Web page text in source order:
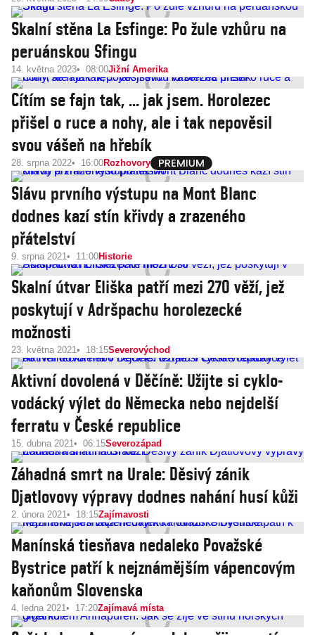
Skalní stěna La Esfinge: Po žule vzhůru na
peruánskou Sfingu
14. května 2023 08:00Jižní Amerika
Cítím se fajn tak, ... jak jsem. Horolezec
přišel o ruce a nohy, ale i tak nepověsil
svou vášeň na hřebík
28. srpna 2022 16:00Rozhovory
Slávu prvního výstupu na Mont Blanc
dodnes kazí stín křivdy a zrazeného
přátelství
9. srpna 2021 11:00Historie
Skalní útvar Eliška patří mezi 270 věží, jež
poskytují v Adršpachu horolezecké
možnosti
23. května 2021 18:15Severovýchod
Aktivní dovolená v Děčíně: Užijte si cyklo-
vodácký výlet do Německa nebo nejdelší
ferratu v České republice
15. dubna 2021 06:15Severozápad
Záhadná smrt na Urale: Děsivý zánik
Djatlovovy výpravy dodnes nahání husí kůži
2. února 2021 18:15Zajímavosti
Manínská tiesňava nedaleko Považské
Bystrice patří k nejznámějším vápencovým
kaňonům Slovenska
4. ledna 2021 17:20Zajímavá místa